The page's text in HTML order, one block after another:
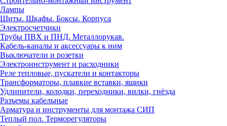
Лампы
Щиты. Шкафы. Боксы. Корпуса
Электросчетчики
Трубы ПВХ и ПНД. Металлорукав.
Кабель-каналы и аксессуары к ним
Выключатели и розетки
Электроинструмент и расходники
Реле тепловые, пускатели и контакторы
Трансформаторы, плавкие вставки, ящики
Удлинители, колодки, переходники, вилки, гнёзда
Разъемы кабельные
Арматура и инструменты для монтажа СИП
Теплый пол. Терморегуляторы